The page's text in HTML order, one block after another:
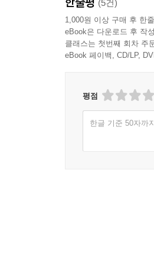
(5건)
1,000원 이상 구매 후 한
eBook은 다운로드 후 작
클래스는 첫번째 회차 주
eBook 페이백, CD/LP,
평점
한글 기준 50자까